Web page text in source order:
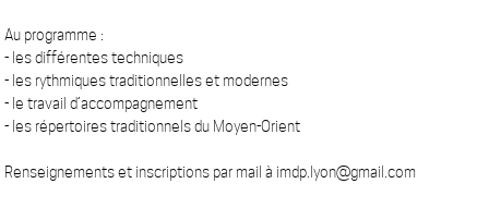
Au programme :
- les différentes techniques
- les rythmiques traditionnelles et modernes
- le travail d’accompagnement
- les répertoires traditionnels du Moyen-Orient
Renseignements et inscriptions par mail à imdp.lyon@gmail.com